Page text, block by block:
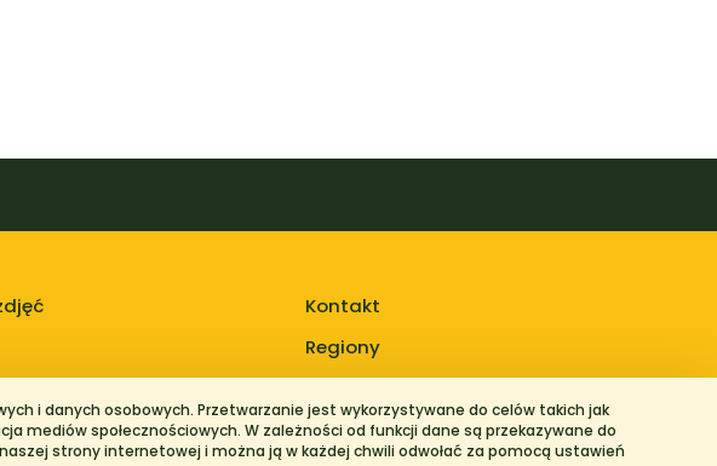
Kontakt
Regiony
i danych osobowych. Przetwarzanie jest wykorzystywane do celów takich jak
społecznościowych. W zależności od funkcji dane są przekazywane do
strony internetowej i można ją w każdej chwili odwołać za pomocą ustawień